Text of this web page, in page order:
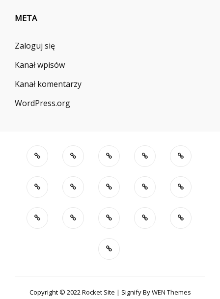
META
Zaloguj się
Kanał wpisów
Kanał komentarzy
WordPress.org
Copyright © 2022Rocket Site | Signify ByWEN Themes